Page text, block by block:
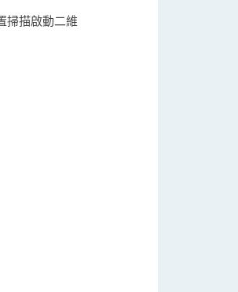
掃描啟動二維